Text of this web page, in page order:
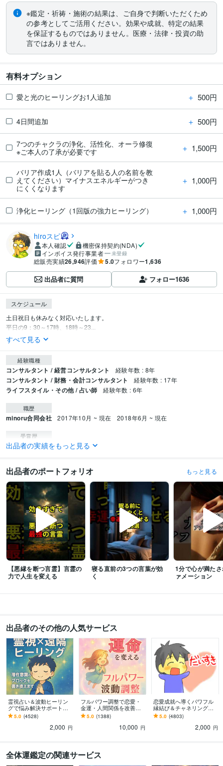
※鑑定・祈祷・施術の結果は、ご自身で判断いただくため
の参考としてご活用ください。効果や成就、特定の結果
を保証するものではありません。医療・法律・投資の助
言ではありません。
有料オプション
愛と光のヒーリングお1人追加 ＋ 500円
4日間追加 ＋ 500円
7つのチャクラの浄化、活性化、オーラ修復
※ご本人の了承が必要です
＋ 1,500円
バリア作成1人（バリアを貼る人の名前を教
えてください）マイナスエネルギーがつき
にくくなります
＋ 1,000円
浄化ヒーリング（1回版の強力ヒーリング） ＋ 1,000円
hiroスピ
本人確認
機密保持契約(NDA)
インボイス発行事業者
未登録
総販売実績26,946評価 5.0フォロワー1,636
出品者に質問 フォロー1636
スケジュール
土日祝日も休みなく対応いたします。
平日の9：30～17時、18時～23...
すべて見る
経験職種
コンサルタント / 経営コンサルタント 経験年数 : 8年
コンサルタント / 財務・会計コンサルタント 経験年数 : 17年
ライフスタイル・その他 / 占い師 経験年数 : 6年
職歴
minoru合同会社 2017年10月 ~ 現在 2018年6月 ~ 現在
受賞歴
人生をより生きやすくするためのヒント
資格・検定
マイクロソフト オフィス スペシャリスト（MOS） 取得年 : 2009年
税理士科目合格「簿記論」 取得年 : 2007年
日商簿記検定1級 取得年 : 2006年
ビジネス実務法務検定3級 取得年 : 2010年
調理師 取得年 : 2007年
ホームヘルパー2級 取得年 : 2005年
乙種危険物取扱者 取得年 : 2014年
フォークリフト運転技能者 取得年 : 2015年
ビジネス・クリエイティブツール
Wix:7年WordPress:5年 ペライチ:5年
その他ツール
リーディング:10年エネルギー調整:10年ビジネスコンサルティング:10年
FX:10年バイナリーオプション:10年MT4:10年
得意分野
占い ブロック置き換え 縁結び リーディング鑑定
思念伝達・チャネリン
グ ヒーリング エーテルコードカット
占い ヒーリング
ビジネス代行・事務代行 ビジネスコンサルティング 財務・会計コンサル
語学力
英語 日常会話レベル
出品者の実績をもっと見る
出品者のポートフォリオ もっと見る
【悪縁を断つ言霊】言霊の
力で人生を変える
寝る直前の3つの言葉が効
く
1分で心が満た
ァメーション
出品者のその他の人気サービス
霊視占い＆波動ヒーリン
グで悩み解決サポートし
ます 問題の原因を霊視占
いで明らかにして問題解
決力を高めたい方へ
5.0 (4528)
2,000 円
フルパワー調整で恋愛・
金運・人間関係を改善さ
せます ブロック/縁結び/エ
ーテルコードでガッツリ
5.0 (1388)
10,000 円
恋愛成就へ導くパワフル
縁結び＆チャネリング占
います 恋愛｜復縁｜関係
修復｜秘密の恋愛｜マイ
ナス感情を消したい方
5.0 (4803)
2,000 円
全体運鑑定の関連サービス